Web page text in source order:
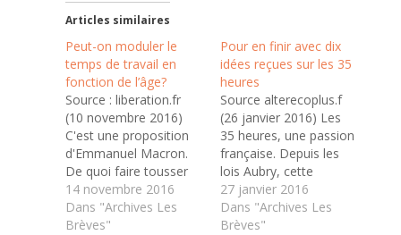
Articles similaires
Peut-on moduler le
temps de travail en
fonction de l’âge?
Source : liberation.fr
(10 novembre 2016)
C'est une proposition
d'Emmanuel Macron.
De quoi faire tousser
les électeurs de
gauche, mais aussi les
juristes. Ne lui parlez
14 novembre 2016
Dans "Archives Les
Brèves"
Pour en finir avec dix
idées reçues sur les 35
heures
Source alterecoplus.f
(26 janvier 2016) Les
35 heures, une passion
française. Depuis les
lois Aubry, cette
réforme charrie de
nombreux préjugés. Et
cela d’autant plus que
27 janvier 2016
Dans "Archives Les
Brèves"